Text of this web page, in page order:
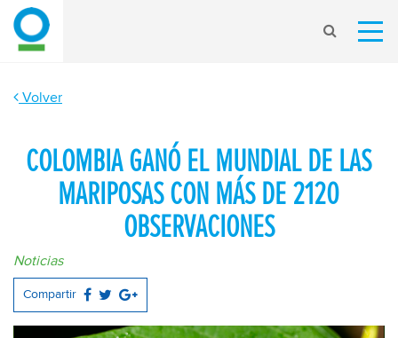
Volver
COLOMBIA GANÓ EL MUNDIAL DE LAS
MARIPOSAS CON MÁS DE 2120
OBSERVACIONES
Noticias
Compartir